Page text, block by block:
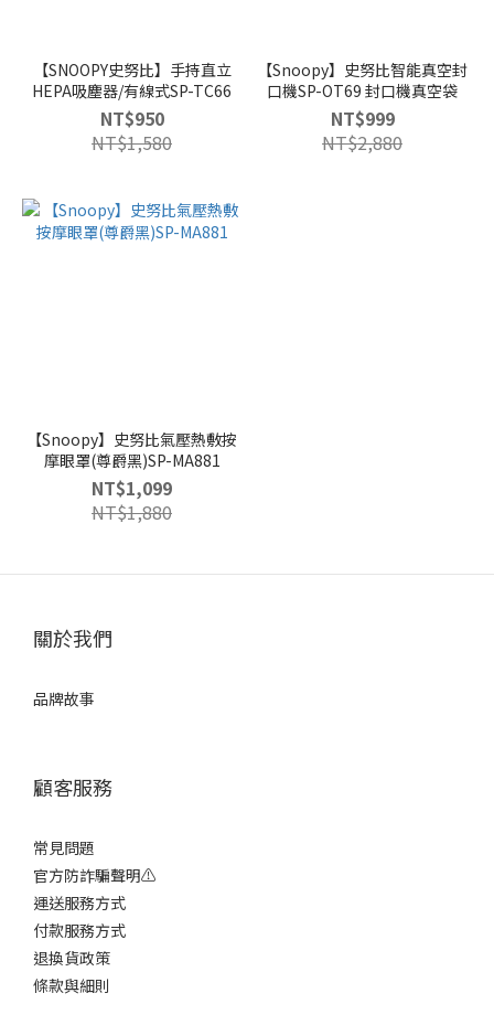
【SNOOPY史努比】手持直立
HEPA吸塵器/有線式SP-TC66
NT$950
NT$1,580
【Snoopy】史努比智能真空封
口機SP-OT69 封口機真空袋
NT$999
NT$2,880
【Snoopy】史努比氣壓熱敷按
摩眼罩(尊爵黑)SP-MA881
NT$1,099
NT$1,880
關於我們
品牌故事
顧客服務
常見問題
官方防詐騙聲明⚠️
運送服務方式
付款服務方式
退換貨政策
條款與細則